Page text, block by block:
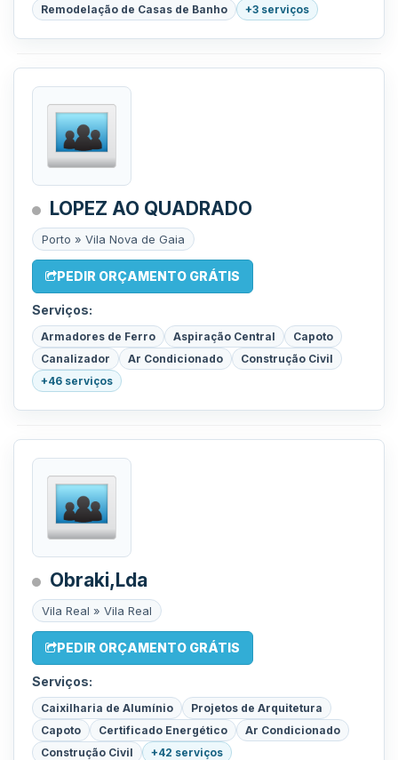
Remodelação de Casas de Banho +3 serviços
LOPEZ AO QUADRADO
Porto » Vila Nova de Gaia
PEDIR ORÇAMENTO GRÁTIS
Serviços:
Armadores de Ferro Aspiração Central
Capoto
Canalizador
Ar Condicionado
Construção Civil
+46 serviços
Obraki,Lda
Vila Real » Vila Real
PEDIR ORÇAMENTO GRÁTIS
Serviços:
Caixilharia de Alumínio
Projetos de Arquitetura
Capoto
Certificado Energético
Ar Condicionado
Construção Civil
+42 serviços